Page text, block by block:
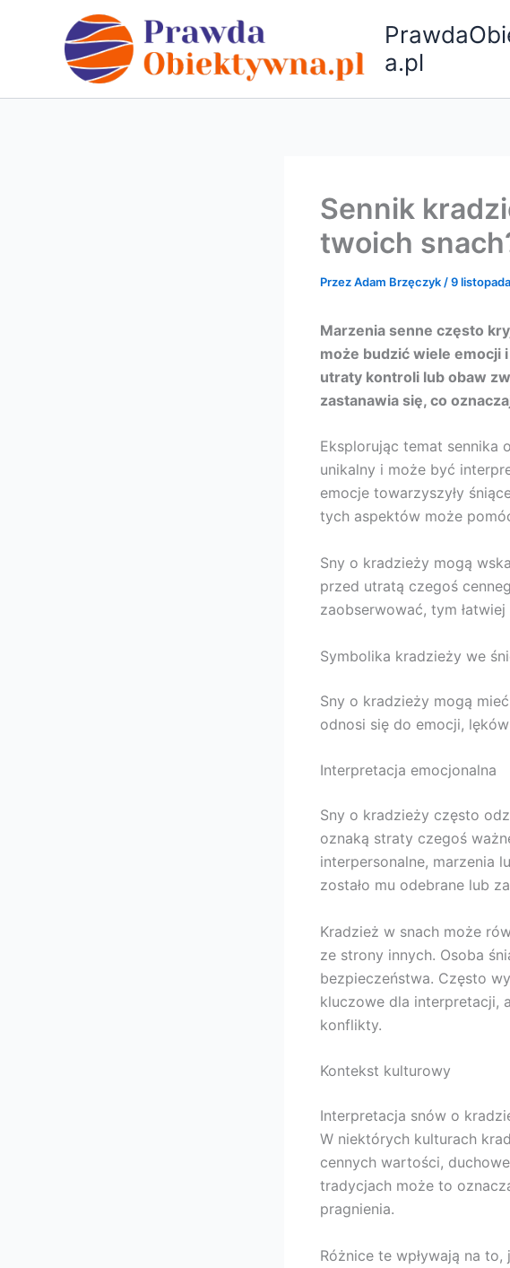
a.pl
Sennik
twoich
PrzezAdam Brzęczyk /9
Marzenia senne często
może budzić wiele emocji
utraty kontroli lub obaw
zastanawia się, co
Eksplorując temat sennika
unikalny i może być
emocje towarzyszyły
tych aspektów może
Sny o kradzieży mogą
przed utratą czegoś
zaobserwować, tym
Symbolika kradzieży we
Sny o kradzieży mogą
odnosi się do emocji,
Interpretacja emocjonalna
Sny o kradzieży często
oznaką straty czegoś
interpersonalne, marzenia
zostało mu odebrane lub
Kradzież w snach może
ze strony innych. Osoba
bezpieczeństwa. Często
kluczowe dla interpretacji,
konflikty.
Kontekst kulturowy
Interpretacja snów o
W niektórych kulturach
cennych wartości,
tradycjach może to
pragnienia.
Różnice te wpływają na